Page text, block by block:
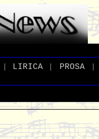
| LIRICA | PROSA_ |